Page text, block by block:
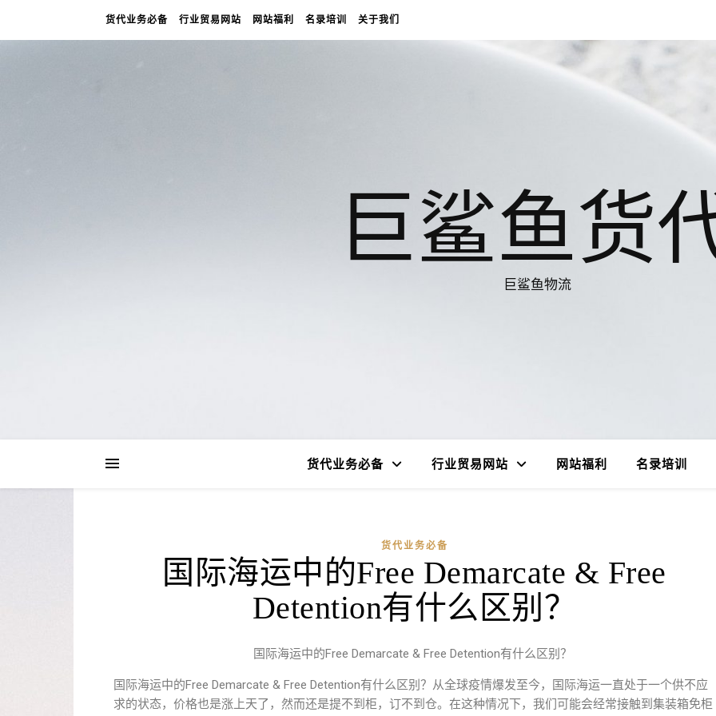
货代业务必备 行业贸易网站 网站福利 名录培训 关于我们
巨鲨鱼货
巨鲨鱼物流
货代业务必备 行业贸易网站 网站福利 名录培训
货代业务必备
国际海运中的Free Demarcate & Free
Detention有什么区别？
国际海运中的Free Demarcate & Free Detention有什么区别？
国际海运中的Free Demarcate & Free Detention有什么区别？从全球疫情爆发至今，国际海运一直处于一个供不应
求的状态，价格也是涨上天了，然而还是提不到柜，订不到仓。在这种情况下，我们可能会经常接触到集装箱免柜